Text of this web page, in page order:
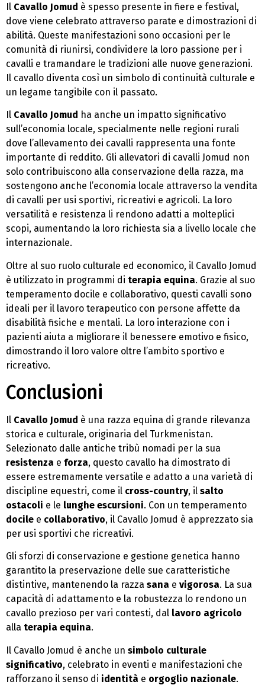
Il Cavallo Jomud è spesso presente in fiere e festival,
dove viene celebrato attraverso parate e dimostrazioni di
abilità. Queste manifestazioni sono occasioni per le
comunità di riunirsi, condividere la loro passione per i
cavalli e tramandare le tradizioni alle nuove generazioni.
Il cavallo diventa così un simbolo di continuità culturale e
un legame tangibile con il passato.
Il Cavallo Jomud ha anche un impatto significativo
sull’economia locale, specialmente nelle regioni rurali
dove l’allevamento dei cavalli rappresenta una fonte
importante di reddito. Gli allevatori di cavalli Jomud non
solo contribuiscono alla conservazione della razza, ma
sostengono anche l’economia locale attraverso la vendita
di cavalli per usi sportivi, ricreativi e agricoli. La loro
versatilità e resistenza li rendono adatti a molteplici
scopi, aumentando la loro richiesta sia a livello locale che
internazionale.
Oltre al suo ruolo culturale ed economico, il Cavallo Jomud
è utilizzato in programmi di terapia equina. Grazie al suo
temperamento docile e collaborativo, questi cavalli sono
ideali per il lavoro terapeutico con persone affette da
disabilità fisiche e mentali. La loro interazione con i
pazienti aiuta a migliorare il benessere emotivo e fisico,
dimostrando il loro valore oltre l’ambito sportivo e
ricreativo.
Conclusioni
Il Cavallo Jomud è una razza equina di grande rilevanza
storica e culturale, originaria del Turkmenistan.
Selezionato dalle antiche tribù nomadi per la sua
resistenza e forza, questo cavallo ha dimostrato di
essere estremamente versatile e adatto a una varietà di
discipline equestri, come il cross-country, il salto
ostacoli e le lunghe escursioni. Con un temperamento
docile e collaborativo, il Cavallo Jomud è apprezzato sia
per usi sportivi che ricreativi.
Gli sforzi di conservazione e gestione genetica hanno
garantito la preservazione delle sue caratteristiche
distintive, mantenendo la razza sana e vigorosa. La sua
capacità di adattamento e la robustezza lo rendono un
cavallo prezioso per vari contesti, dal lavoro agricolo
alla terapia equina.
Il Cavallo Jomud è anche un simbolo culturale
significativo, celebrato in eventi e manifestazioni che
rafforzano il senso di identità e orgoglio nazionale.